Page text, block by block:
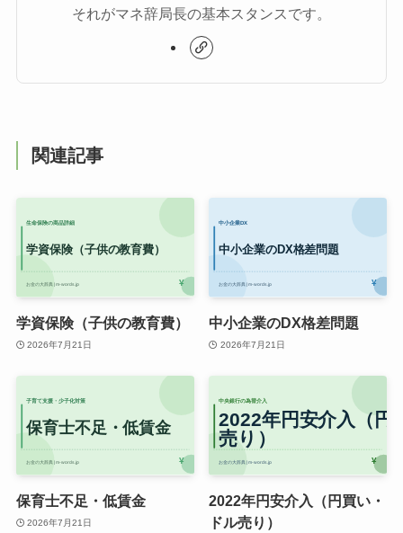
それがマネ辞局長の基本スタンスです。
関連記事
学資保険（子供の教育費）
2026年7月21日
中小企業のDX格差問題
2026年7月21日
保育士不足・低賃金
2026年7月21日
2022年円安介入（円買い・
ドル売り）